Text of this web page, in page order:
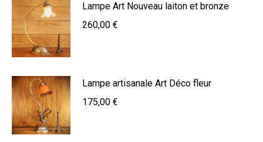
Lampe Art Nouveau laiton et bronze
260,00 €
Lampe artisanale Art Déco fleur
175,00 €